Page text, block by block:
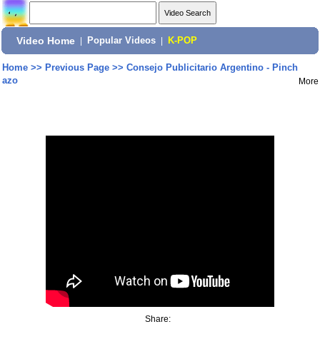
Video Home Popular Videos K-POP
Home>> Previous Page>> Consejo Publicitario Argentino - Pinch
azo
More
Share: